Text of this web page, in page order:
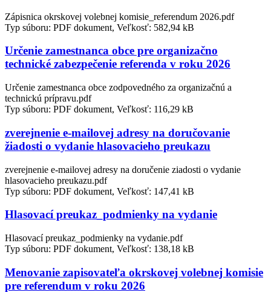
Zápisnica okrskovej volebnej komisie_referendum 2026.pdf
Typ súboru: PDF dokument, Veľkosť: 582,94 kB
Určenie zamestnanca obce pre organizačno
technické zabezpečenie referenda v roku 2026
Určenie zamestnanca obce zodpovedného za organizačnú a
technickú prípravu.pdf
Typ súboru: PDF dokument, Veľkosť: 116,29 kB
zverejnenie e-mailovej adresy na doručovanie
žiadosti o vydanie hlasovacieho preukazu
zverejnenie e-mailovej adresy na doručenie ziadosti o vydanie
hlasovacieho preukazu.pdf
Typ súboru: PDF dokument, Veľkosť: 147,41 kB
Hlasovací preukaz_podmienky na vydanie
Hlasovací preukaz_podmienky na vydanie.pdf
Typ súboru: PDF dokument, Veľkosť: 138,18 kB
Menovanie zapisovateľa okrskovej volebnej komisie
pre referendum v roku 2026